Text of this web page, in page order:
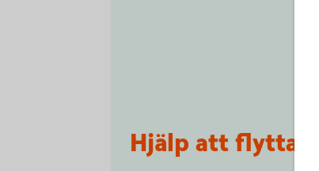
Hjälp att flytta